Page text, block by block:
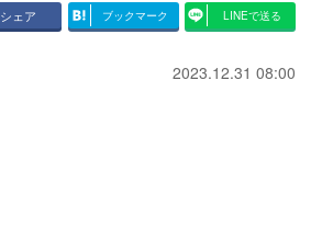
シェア ブックマーク LINEで送る
2023.12.31 08:00